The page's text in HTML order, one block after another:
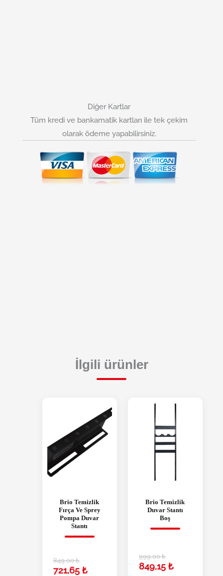
Diğer Kartlar
Tüm kredi ve bankamatik kartları ile tek çekim
olarak ödeme yapabilirsiniz.
İlgili ürünler
Brio Temizlik
Fırça Ve Sprey
Pompa Duvar
Stantı
849,00₺
721,65 ₺
Brio Temizlik
Duvar Stantı
Boş
999,00₺
849,15 ₺